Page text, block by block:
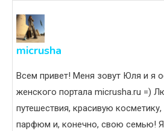
micrusha
Всем привет! Меня зовут Юля и я
женского портала micrusha.ru =)
путешествия, красивую
парфюм и, конечно, свою семью! Я